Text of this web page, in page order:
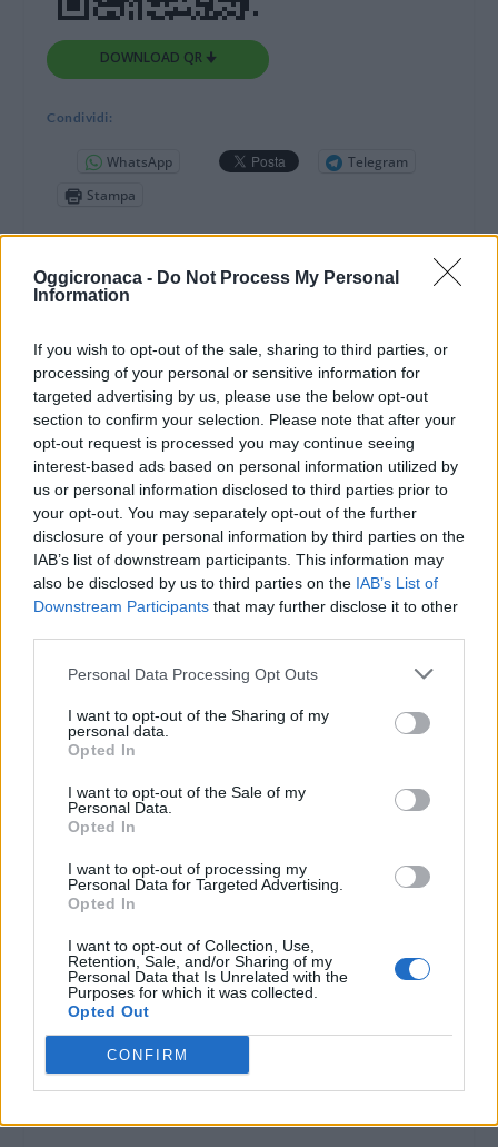
Oggicronaca - Do Not Process My Personal
Information
If you wish to opt-out of the sale, sharing to third parties, or
processing of your personal or sensitive information for
targeted advertising by us, please use the below opt-out
section to confirm your selection. Please note that after your
opt-out request is processed you may continue seeing
interest-based ads based on personal information utilized by
us or personal information disclosed to third parties prior to
your opt-out. You may separately opt-out of the further
disclosure of your personal information by third parties on the
IAB’s list of downstream participants. This information may
also be disclosed by us to third parties on the IAB’s List of
Downstream Participants that may further disclose it to other
Personal Data Processing Opt Outs
I want to opt-out of the Sharing of my
personal data.
Opted In
I want to opt-out of the Sale of my
Personal Data.
Opted In
I want to opt-out of processing my
Personal Data for Targeted Advertising.
Opted In
I want to opt-out of Collection, Use,
Retention, Sale, and/or Sharing of my
Personal Data that Is Unrelated with the
Purposes for which it was collected.
Opted Out
CONFIRM
DOWNLOAD QR 🠋
Condividi:
WhatsApp
Telegram
Stampa
Correlati
Acqui & Sapori – XX
Mostra Regionale del
Tartufo ad Acqui
12 Novembre 2024
In "Novi-Acqui-Ovada"
Domenica c’è la Fiera
del tartufo
Domenica 28 Ottobre
dalle ore 10 alle ore 19
in piazza Carretta è
allestita la Mostra-
Mercato del Tartufo
con mercatino dei
prodotti
enogastronomici e
artigiani locali, con
assaggio di vini dei
produttori dei colli
Tortonesi. In piazza
della Chiesa sarà
allestita LA PIAZZETTA
DEL GUSTO con
degustazioni al tartufo.
27 Ottobre 2012
In "Novi-Acqui-Ovada"
Tutti gli appuntamenti
nelle altre zone della
del tartufo ad Acqui e
NOVEMBRE Acqui
Terme: fino al 26
Galleria d'Arte
moderna e
contemporanea
Amendola, 23 mostra
di Agostino Bonalumi "
Orario d'apertura della
mostra: dal martedì al
sabato 9,30-12,30 e
15,30-19,30; domenica
su appuntamento.
Informazioni tel. 0144
325318. Acqui Terme:…
25 Novembre 2011
In "Lettere"
CONDIVIDERE: